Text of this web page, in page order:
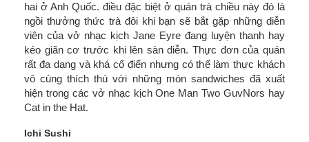
hai ở Anh Quốc. điều đặc biệt ở quán trà chiều này đó là
ngồi thưởng thức trà đôi khi bạn sẽ bắt gặp những diễn
viên của vở nhạc kịch Jane Eyre đang luyện thanh hay
kéo giãn cơ trước khi lên sàn diễn. Thực đơn của quán
rất đa dạng và khá cổ điển nhưng có thể làm thực khách
vô cùng thích thú với những món sandwiches đã xuất
hiện trong các vở nhạc kịch One Man Two GuvNors hay
Cat in the Hat.
Ichi Sushi